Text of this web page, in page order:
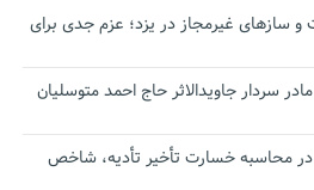
سازهای غیرمجاز در یزد؛ عزم جدی برای
سردار جاویدالاثر حاج احمد متوسلیان
محاسبه خسارت تأخیر تأدیه، شاخص